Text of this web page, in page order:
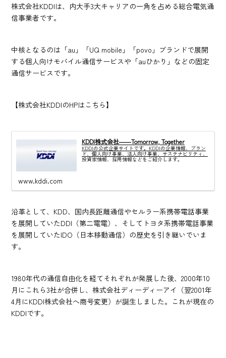
株式会社KDDIは、内大手3大キャリアの一角を占める総合電気通
信事業者です。
中核となるのは「au」「UQ mobile」「povo」ブランドで展開
する個人向けモバイル通信サービスや「auひかり」などの固定
通信サービスです。
【株式会社KDDIのHPはこちら】
KDDI株式会社――Tomorrow, Together
KDDIの公式企業サイトです。KDDIの企業情報、ブラン
ド、個人向け事業、法人向け事業、サステナビリティ、
投資家情報、採用情報などをご紹介します。
www.kddi.com
沿革として、KDD、国内長距離通信やセルラー系携帯電話事業
を展開していたDDI（第二電電）、そしてトヨタ系携帯電話事業
を展開していたIDO（日本移動通信）の歴史を引き継いでいま
す。
1980年代の通信自由化を経てそれぞれが発展した後、2000年10
月にこれら3社が合併し、株式会社ディーディーアイ（翌2001年
4月にKDDI株式会社へ商号変更）が誕生しました。これが現在の
KDDIです。